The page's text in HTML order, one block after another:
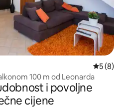
5 (8)
100 m od Leonarda
i povoljne
cijene